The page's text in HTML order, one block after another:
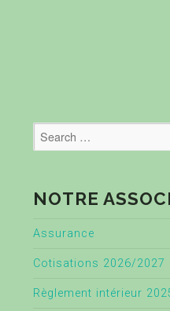
NOTRE
Assurance
Cotisations 2026/2027
Règlement intérieur